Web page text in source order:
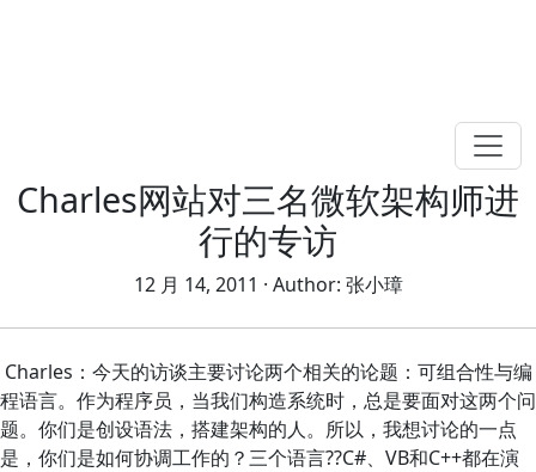
Charles网站对三名微软架构师进
行的专访
12 月 14, 2011 · Author: 张小璋
Charles：今天的访谈主要讨论两个相关的论题：可组合性与编
程语言。作为程序员，当我们构造系统时，总是要面对这两个问
题。你们是创设语法，搭建架构的人。所以，我想讨论的一点
是，你们是如何协调工作的？三个语言??C#、VB和C++都在演